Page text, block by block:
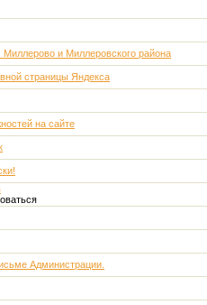
Миллерово и Миллеровского района
страницы Яндекса
на сайте
Администрации.